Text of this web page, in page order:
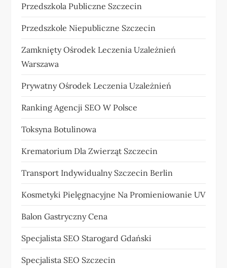
Przedszkola Publiczne Szczecin
Przedszkole Niepubliczne Szczecin
Zamknięty Ośrodek Leczenia Uzależnień
Warszawa
Prywatny Ośrodek Leczenia Uzależnień
Ranking Agencji SEO W Polsce
Toksyna Botulinowa
Krematorium Dla Zwierząt Szczecin
Transport Indywidualny Szczecin Berlin
Kosmetyki Pielęgnacyjne Na Promieniowanie UV
Balon Gastryczny Cena
Specjalista SEO Starogard Gdański
Specjalista SEO Szczecin